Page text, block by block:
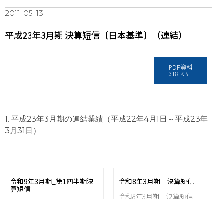
2011-05-13
平成23年3月期 決算短信〔日本基準〕（連結）
PDF資料
318 KB
1. 平成23年3月期の連結業績（平成22年4月1日～平成23年
3月31日）
令和9年3月期_第1四半期決
算短信
令和8年3月期 決算短信
令和8年3月期 決算短信